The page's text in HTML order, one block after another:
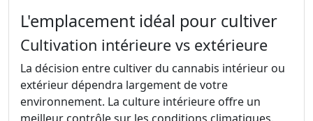
L'emplacement idéal pour cultiver
Cultivation intérieure vs extérieure
La décision entre cultiver du cannabis intérieur ou
extérieur dépendra largement de votre
environnement. La culture intérieure offre un